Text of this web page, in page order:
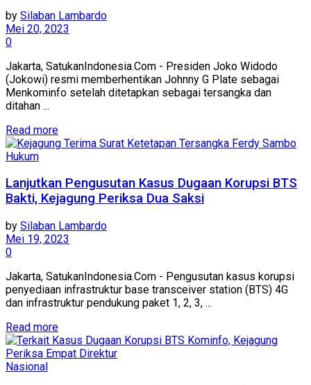
by Silaban Lambardo
Mei 20, 2023
0
Jakarta, SatukanIndonesia.Com - Presiden Joko Widodo
(Jokowi) resmi memberhentikan Johnny G Plate sebagai
Menkominfo setelah ditetapkan sebagai tersangka dan
ditahan ...
Read more
Hukum
Lanjutkan Pengusutan Kasus Dugaan Korupsi BTS
Bakti, Kejagung Periksa Dua Saksi
by Silaban Lambardo
Mei 19, 2023
0
Jakarta, SatukanIndonesia.Com - Pengusutan kasus korupsi
penyediaan infrastruktur base transceiver station (BTS) 4G
dan infrastruktur pendukung paket 1, 2, 3, ...
Read more
Nasional